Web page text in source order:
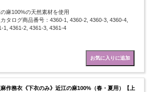
麻100%の天然素材を使用
タログ商品番号：4360-1, 4360-2, 4360-3, 4360-4,
1, 4361-2, 4361-3, 4361-4
作務衣《下衣のみ》近江の麻100%（春・夏用）【上